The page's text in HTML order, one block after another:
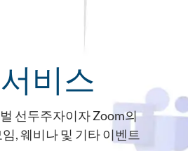
비스
선두주자이자 Zoom의
, 웨비나 및 기타 이벤트